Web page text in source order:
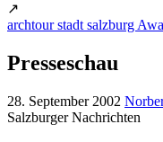
↗
archtour stadt salzburg
Presseschau
28. September 2002
Salzburger Nachrichten